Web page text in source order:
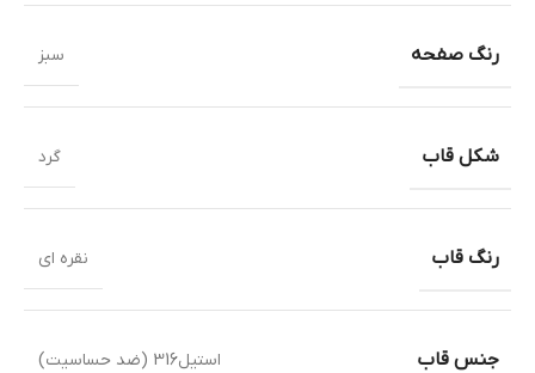
رنگ صفحه سبز
شکل قاب گرد
رنگ قاب نقره ای
جنس قاب استیل316 (ضد حساسیت)